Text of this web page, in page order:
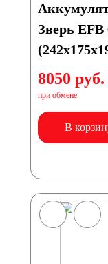
яхт и лодок
электромоторов
Аккумуляторы для
Зверь
8050 руб.
при обмене
В